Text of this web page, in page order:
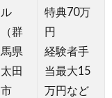
ル
（群
馬県
太田
市
特典70万
円
経験者手
当最大15
万円など